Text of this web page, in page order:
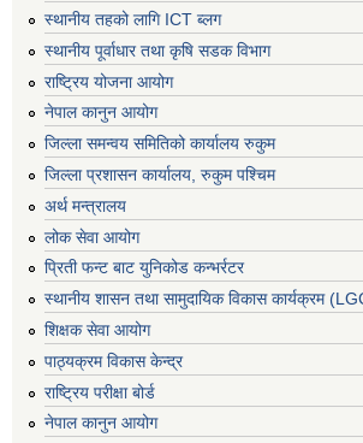
स्थानीय तहको लागि ICT ब्लग
स्थानीय पूर्वाधार तथा कृषि सडक विभाग
राष्ट्रिय योजना आयोग
नेपाल कानुन आयोग
जिल्ला समन्वय समितिको कार्यालय रुकुम
जिल्ला प्रशासन कार्यालय, रुकुम पश्चिम
अर्थ मन्त्रालय
लोक सेवा आयोग
प्रिती फन्ट बाट युनिकोड कन्भर्रटर
स्थानीय शासन तथा सामुदायिक विकास कार्यक्रम
शिक्षक सेवा आयोग
पाठ्यक्रम विकास केन्द्र
राष्ट्रिय परीक्षा बोर्ड
नेपाल कानुन आयोग